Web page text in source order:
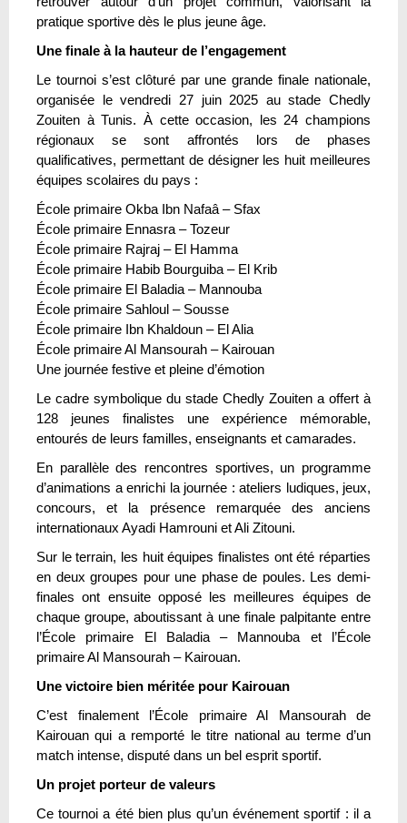
pratique sportive dès le plus jeune âge.
Une finale à la hauteur de l’engagement
Le tournoi s’est clôturé par une grande finale nationale,
organisée le vendredi 27 juin 2025 au stade Chedly
Zouiten à Tunis. À cette occasion, les 24 champions
régionaux se sont affrontés lors de phases
qualificatives, permettant de désigner les huit meilleures
équipes scolaires du pays :
École primaire Okba Ibn Nafaâ – Sfax
École primaire Ennasra – Tozeur
École primaire Rajraj – El Hamma
École primaire Habib Bourguiba – El Krib
École primaire El Baladia – Mannouba
École primaire Sahloul – Sousse
École primaire Ibn Khaldoun – El Alia
École primaire Al Mansourah – Kairouan
Une journée festive et pleine d’émotion
Le cadre symbolique du stade Chedly Zouiten a offert à
128 jeunes finalistes une expérience mémorable,
entourés de leurs familles, enseignants et camarades.
En parallèle des rencontres sportives, un programme
d’animations a enrichi la journée : ateliers ludiques, jeux,
concours, et la présence remarquée des anciens
internationaux Ayadi Hamrouni et Ali Zitouni.
Sur le terrain, les huit équipes finalistes ont été réparties
en deux groupes pour une phase de poules. Les demi-
finales ont ensuite opposé les meilleures équipes de
chaque groupe, aboutissant à une finale palpitante entre
l’École primaire El Baladia – Mannouba et l’École
primaire Al Mansourah – Kairouan.
Une victoire bien méritée pour Kairouan
C’est finalement l’École primaire Al Mansourah de
Kairouan qui a remporté le titre national au terme d’un
match intense, disputé dans un bel esprit sportif.
Un projet porteur de valeurs
Ce tournoi a été bien plus qu’un événement sportif : il a